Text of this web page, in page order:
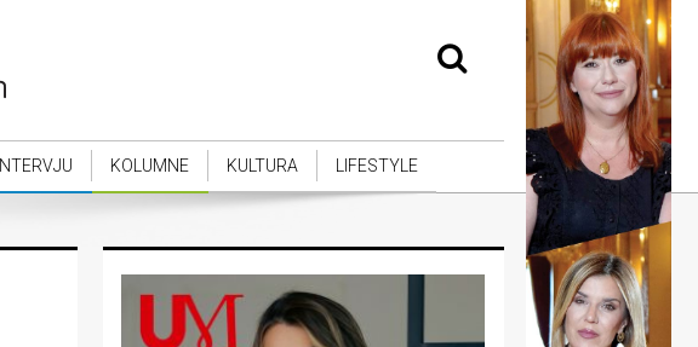
INTERVJU KOLUMNE KULTURA LIFESTYLE